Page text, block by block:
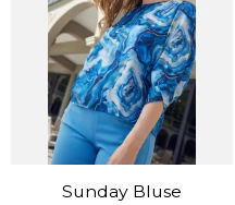
Sunday Bluse